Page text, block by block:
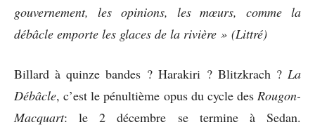
gouvernement, les opinions, les mœurs, comme la
débâcle emporte les glaces de la rivière » (Littré)
Billard à quinze bandes ? Harakiri ? Blitzkrach ? La
Débâcle, c’est le pénultième opus du cycle des Rougon-
Macquart: le 2 décembre se termine à Sedan.